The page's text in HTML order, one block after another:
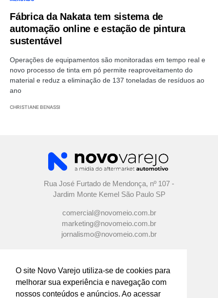
O site Novo Varejo utiliza-se de cookies para
melhorar sua experiência e navegação com
nossos conteúdos e anúncios. Ao acessar
Fábrica da Nakata tem sistema de
automação online e estação de pintura
sustentável
Operações de equipamentos são monitoradas em tempo real e
novo processo de tinta em pó permite reaproveitamento do
material e reduz a eliminação de 137 toneladas de resíduos ao
ano
CHRISTIANE BENASSI
Rua José Furtado de Mendonça, nº 107 -
Jardim Monte Kemel São Paulo SP
comercial@novomeio.com.br
marketing@novomeio.com.br
jornalismo@novomeio.com.br
CONFIRA AS NOSSAS REDES